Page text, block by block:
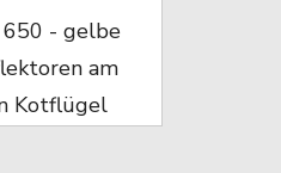
- gelbe
am
Kotflügel